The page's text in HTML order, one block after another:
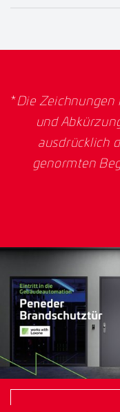
*Die Zeichnungen
und
ausdrücklich
genormten